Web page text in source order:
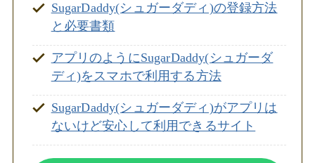
SugarDaddy(シュガーダディ)の登録方法
と必要書類
アプリのようにSugarDaddy(シュガーダ
ディ)をスマホで利用する方法
SugarDaddy(シュガーダディ)がアプリは
ないけど安心して利用できるサイト